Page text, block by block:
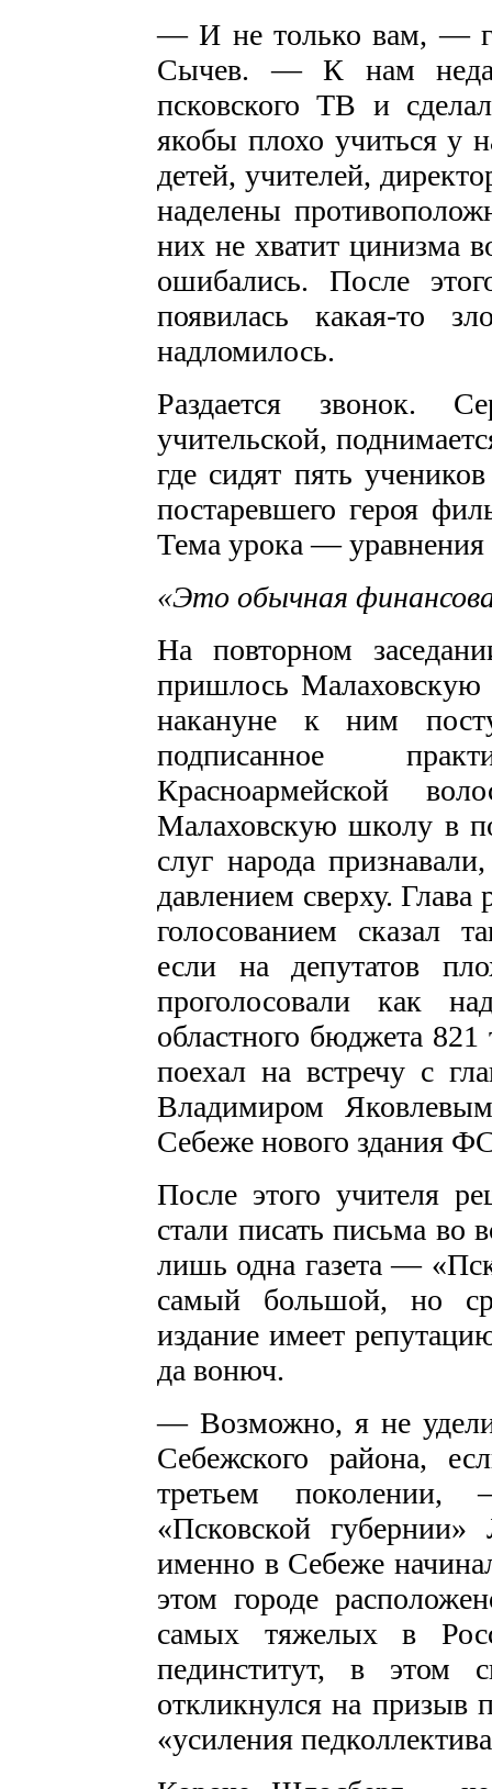
— И не только вам, —
Сычев. — К нам
псковского ТВ и
якобы плохо учиться у
детей, учителей,
наделены
них не хватит цинизма
ошибались. После
появилась какая-то
надломилось.
Раздается звонок.
учительской,
где сидят пять
постаревшего героя
Тема урока —
«Это обычная
На повторном
пришлось Малаховскую
накануне к ним
подписанное
Красноармейской
Малаховскую школу в
слуг народа
давлением сверху.
голосованием сказал
если на депутатов
проголосовали как
областного бюджета 821
поехал на встречу с
Владимиром
Себеже нового здания
После этого учителя
стали писать письма
лишь одна газета —
самый большой, но
издание имеет
да вонюч.
— Возможно, я не
Себежского района,
третьем поколении,
«Псковской
именно в Себеже
этом городе
самых тяжелых в
пединститут, в этом
откликнулся на призыв
«усиления